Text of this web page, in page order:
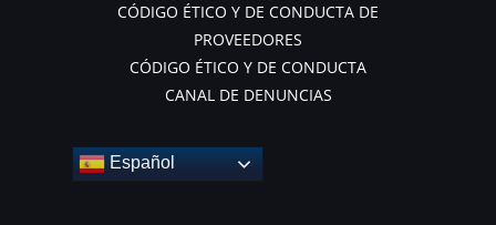
CÓDIGO ÉTICO Y DE CONDUCTA DE
PROVEEDORES
CÓDIGO ÉTICO Y DE CONDUCTA
CANAL DE DENUNCIAS
Español